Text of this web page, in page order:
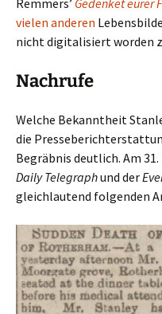
vielen anderen
nicht digitalisiert worden
Nachrufe
Welche Bekanntheit
die
Begräbnis deutlich. Am
Daily Telegraphund der
gleichlautend folgenden